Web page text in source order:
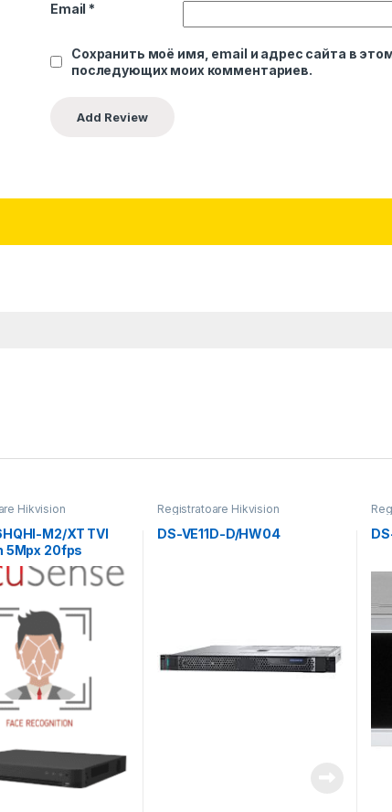
Email *
Сохранить моё имя, email и адрес сайта в
последующих моих комментариев.
Hikvision
M2/XT TVI
5Mpx 20fps
Registratoare Hikvision
DS-VE11D-D/HW04